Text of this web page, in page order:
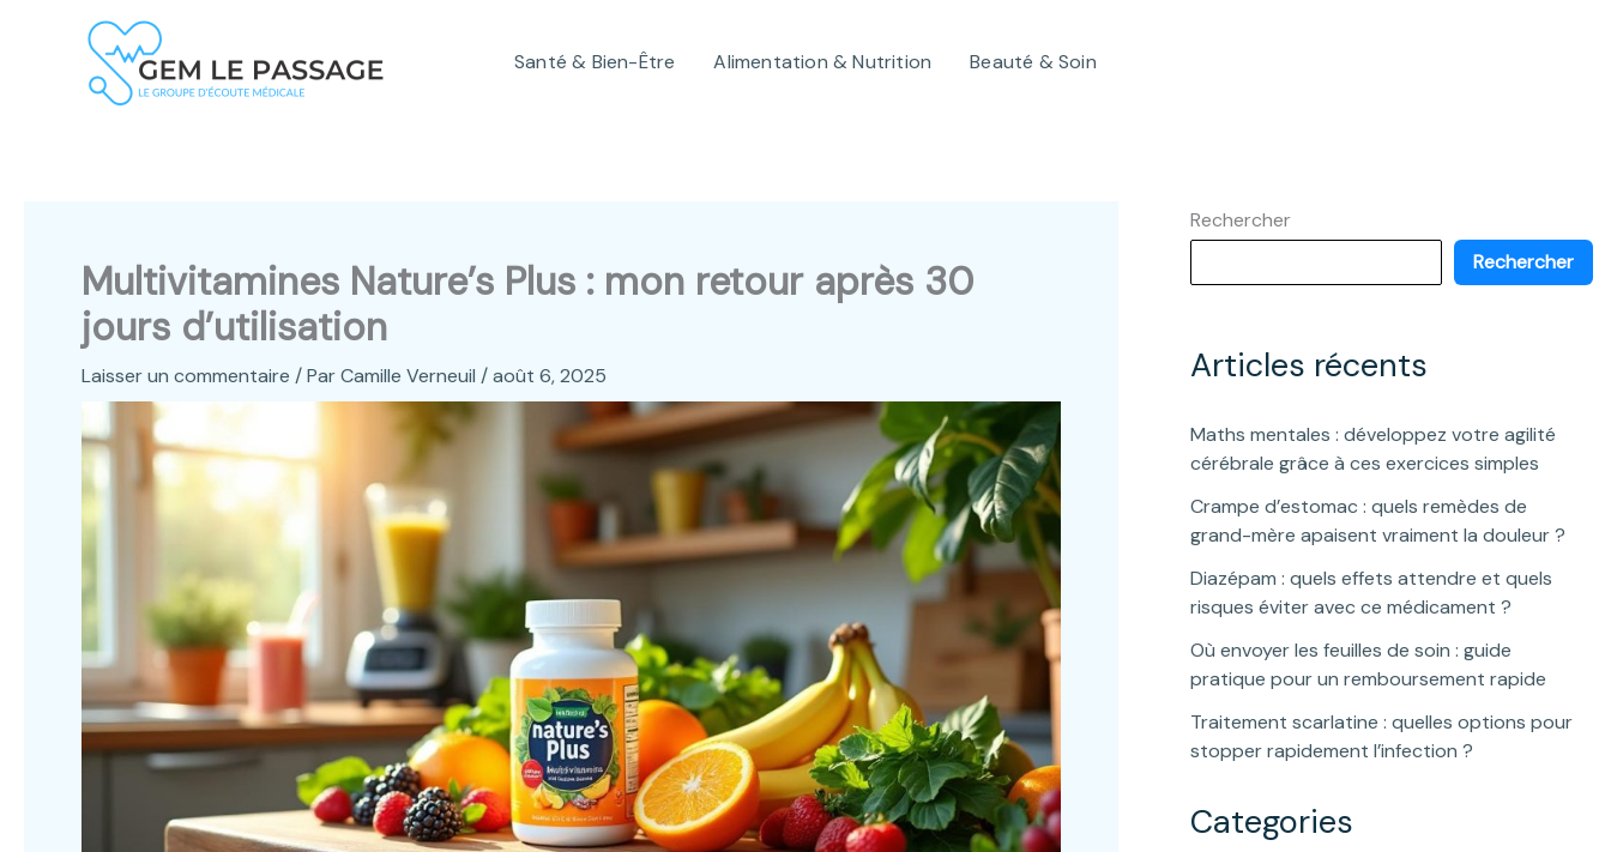
Santé & Bien-Être Alimentation & Nutrition Beauté & Soin
Multivitamines Nature’s Plus : mon retour après 30
jours d’utilisation
Laisser un commentaire / ParCamille Verneuil /août 6, 2025
Rechercher
Rechercher
Articles récents
Maths mentales : développez votre agilité
cérébrale grâce à ces exercices simples
Crampe d’estomac : quels remèdes de
grand-mère apaisent vraiment la douleur ?
Diazépam : quels effets attendre et quels
risques éviter avec ce médicament ?
Où envoyer les feuilles de soin : guide
pratique pour un remboursement rapide
Traitement scarlatine : quelles options pour
stopper rapidement l’infection ?
Categories